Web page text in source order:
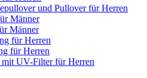
und Pullover für Herren
Männer
Männer
für Herren
für Herren
mit UV-Filter für Herren